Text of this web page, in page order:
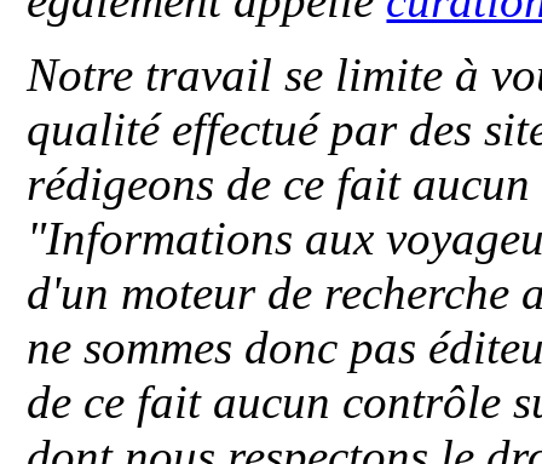
Notre travail se limite à
qualité effectué par des
rédigeons de ce fait
"Informations aux
d'un moteur de recherche
ne sommes donc pas
de ce fait aucun contrôle